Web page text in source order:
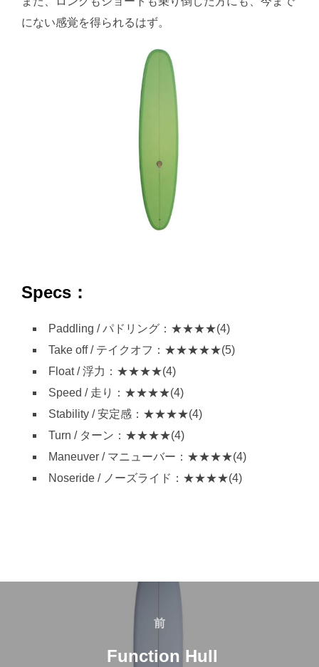
にない感覚を得られるはず。
Specs：
Paddling / パドリング：★★★★(4)
Take off / テイクオフ：★★★★★(5)
Float / 浮力：★★★★(4)
Speed / 走り：★★★★(4)
Stability / 安定感：★★★★(4)
Turn / ターン：★★★★(4)
Maneuver / マニューバー：★★★★(4)
Noseride / ノーズライド：★★★★(4)
前
前
Function Hull